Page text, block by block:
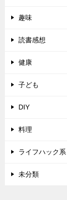
趣味
読書感想
健康
子ども
DIY
料理
ライフハック系
未分類